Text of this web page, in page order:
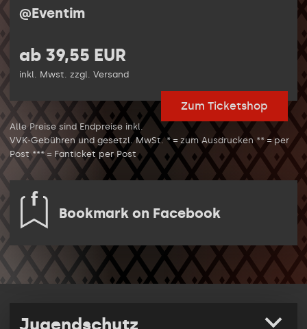
@Eventim
ab 39,55 EUR
inkl. Mwst. zzgl. Versand
Zum Ticketshop
Alle Preise sind Endpreise inkl.
VVK-Gebühren und gesetzl. MwSt. * = zum Ausdrucken ** = per
Post *** = Fanticket per Post
Bookmark on Facebook
Jugendschutz